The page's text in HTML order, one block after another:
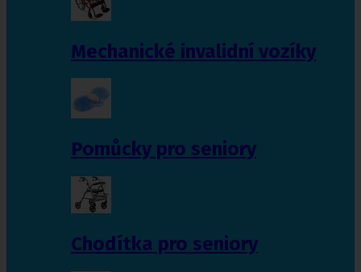
Mechanické invalidní vozíky
Pomůcky pro seniory
Chodítka pro seniory